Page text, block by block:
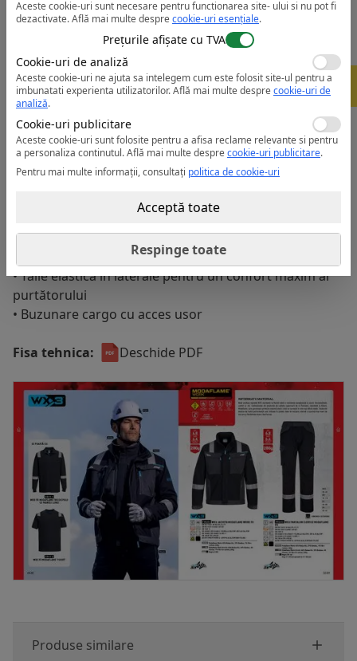
• Tiv reglabil pentru a se potrivi tuturor marimilor
• Două buzunare pentru genunchiere care permit
două opțiuni de poziționare
• Buzunar suport pentru ruleta
• Genunchi pre-curbati pentru maximum de
flexibilitate
• Culori contrastante pentru un look modern
• CE-CAT III
• Tesatura UPF 40 pentru a bloca 98% din razele UV
• Intarituri in toate punctele solicitate
• Clin în zona șlițului pentru maximum de flexibilitate si
• Certificare CE
• Talie elastică in laterale pentru un confort maxim al
purtătorului
• Buzunare cargo cu acces usor
Fisa tehnica: Deschide PDF
Produse similare
Aceste cookie-uri sunt necesare pentru functionarea site- ului si nu pot fi
dezactivate.Află mai multe desprecookie-uri esențiale.
Prețurile afișate cu TVA
Cookie-uri de analiză
Aceste cookie-uri ne ajuta sa intelegem cum este folosit site-ul pentru a
imbunatati experienta utilizatorilor.Află mai multe desprecookie-uri de
analiză.
Cookie-uri publicitare
Aceste cookie-uri sunt folosite pentru a afisa reclame relevante si pentru
a personaliza continutul.Află mai multe desprecookie-uri publicitare.
Pentru mai multe informații, consultați politica de cookie-uri
Respinge toate
Acceptă toate